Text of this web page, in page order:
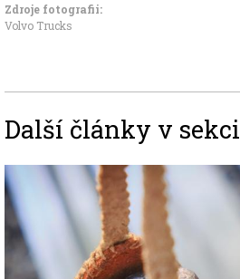
Zdroje fotografii:
Volvo Trucks
Další články v sekci
Image